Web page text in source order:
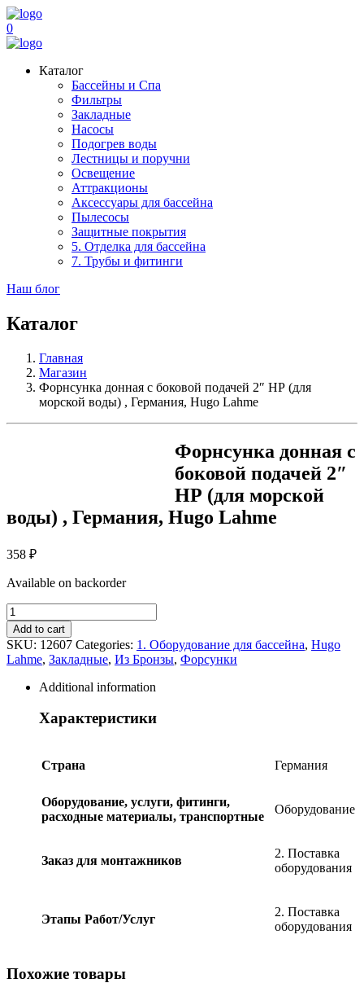
0
Каталог
Бассейны и Спа
Фильтры
Закладные
Насосы
Подогрев воды
Лестницы и поручни
Освещение
Аттракционы
Аксессуары для бассейна
Пылесосы
Защитные покрытия
5. Отделка для бассейна
7. Трубы и фитинги
Наш блог
Каталог
Главная
Магазин
Форнсунка донная с боковой подачей 2″ НР (для
морской воды) , Германия, Hugo Lahme
Форнсунка донная с
боковой подачей 2″
НР (для морской
воды) , Германия, Hugo Lahme
358 ₽
Available on backorder
Форнсунка
донная
с
боковой
подачей
морской
Германия,
quantity
Add to cart
SKU: 12607 Categories: 1. Оборудование для бассейна, Hugo
Lahme, Закладные, Из Бронзы, Форсунки
Additional information
Характеристики
Страна Германия
Оборудование, услуги, фитинги,
расходные материалы, транспортные
Оборудование
Заказ для монтажников
2. Поставка
оборудования
Этапы Работ/Услуг
2. Поставка
оборудования
Похожие товары